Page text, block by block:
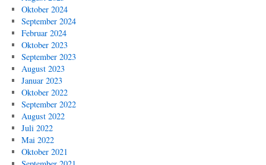
Oktober 2024
September 2024
Februar 2024
Oktober 2023
September 2023
August 2023
Januar 2023
Oktober 2022
September 2022
August 2022
Juli 2022
Mai 2022
Oktober 2021